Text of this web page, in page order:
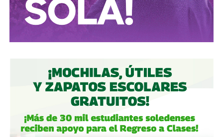
Autoridades:hagan su trabajo, pero háganlo bien, y no
descuiden lo que hicieron antes por centrarse solo en
obras nuevas.
personas se sientan más seguras entrando a un parque
bajo su cuidado, para evitar accidentes en una calle, de una
ciudad que también es parte del estado.
Gobierno municipal:no se apresuren por hacer cosas
solo de cara a la contienda electoral, échenle ganas y